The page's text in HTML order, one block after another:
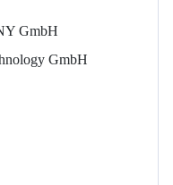
GmbH
GmbH